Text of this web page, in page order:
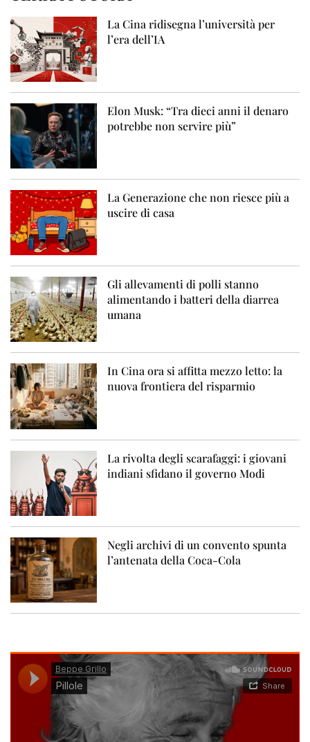
La Cina ridisegna l’università per
l’era dell’IA
Elon Musk: “Tra dieci anni il denaro
potrebbe non servire più”
La Generazione che non riesce più a
uscire di casa
Gli allevamenti di polli stanno
alimentando i batteri della diarrea
umana
In Cina ora si affitta mezzo letto: la
nuova frontiera del risparmio
La rivolta degli scarafaggi: i giovani
indiani sfidano il governo Modi
Negli archivi di un convento spunta
l’antenata della Coca-Cola